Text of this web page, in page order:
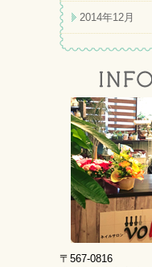
2014年12月
〒567-0816